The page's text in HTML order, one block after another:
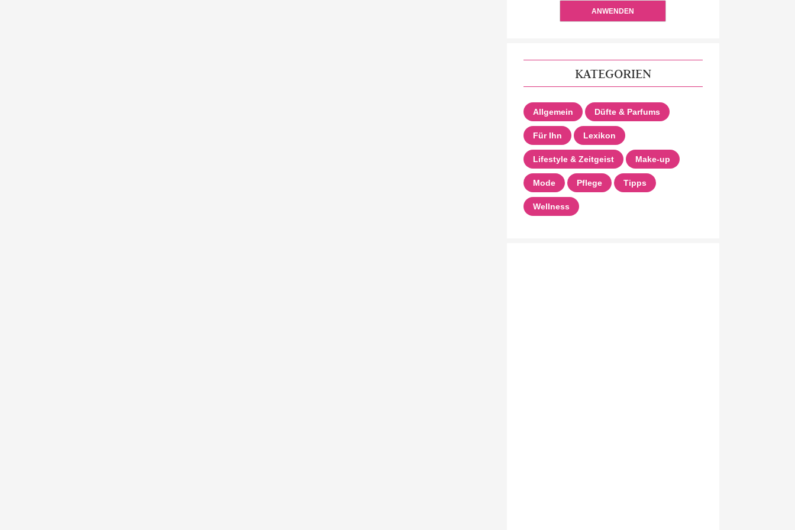
ANWENDEN
KATEGORIEN
Allgemein Düfte & Parfums
Für Ihn Lexikon
Lifestyle & Zeitgeist Make-up
Mode Pflege Tipps
Wellness